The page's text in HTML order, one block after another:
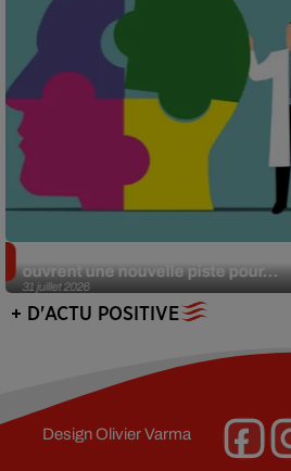
31 juillet 2026
ouvrent une nouvelle piste pour...
+ D'ACTU POSITIVE
DesignOlivier Varma